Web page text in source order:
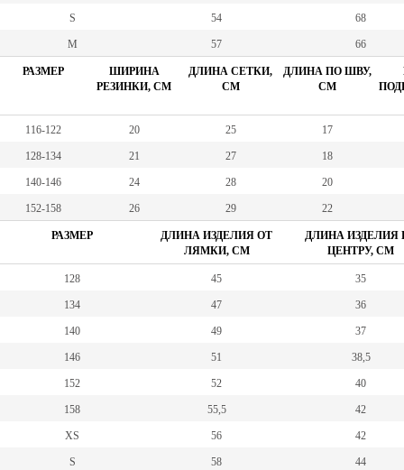
S 54 68
M 57 66
РАЗМЕР
ШИРИНА
РЕЗИНКИ, СМ
ДЛИНА СЕТКИ,
СМ
ДЛИНА ПО ШВУ,
СМ
116-122 20 25 17
128-134 21 27 18
140-146 24 28 20
152-158 26 29 22
РАЗМЕР
ДЛИНА ИЗДЕЛИЯ ОТ
ЛЯМКИ, СМ
ДЛИНА ИЗДЕЛИЯ
ЦЕНТРУ, СМ
128 45 35
134 47 36
140 49 37
146 51 38,5
152 52 40
158 55,5 42
XS 56 42
S 58 44